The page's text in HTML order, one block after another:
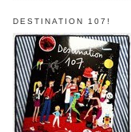
DESTINATION 107!